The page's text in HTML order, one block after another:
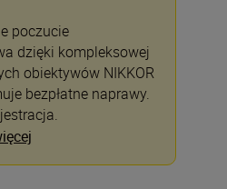
poczucie
dzięki kompleksowej
obiektywów NIKKOR
bezpłatne naprawy.